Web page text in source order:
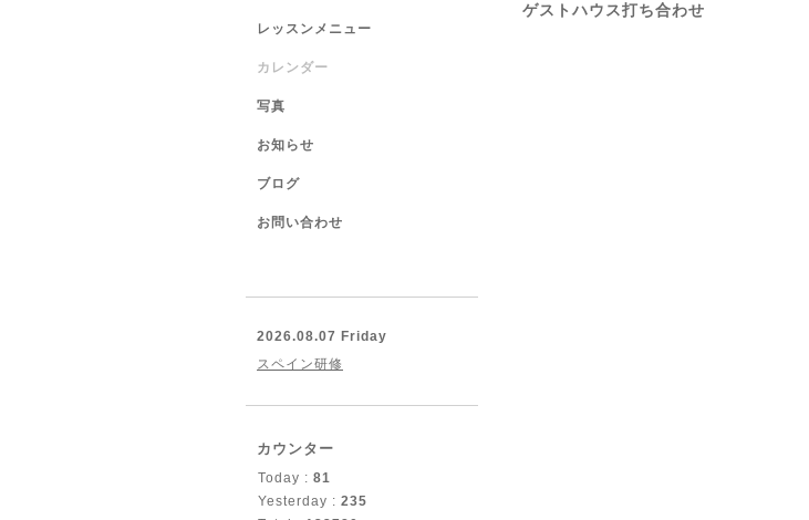
ゲストハウス打ち合わせ
レッスンメニュー
カレンダー
写真
お知らせ
ブログ
お問い合わせ
2026.08.07 Friday
スペイン研修
カウンター
Today : 81
Yesterday : 235